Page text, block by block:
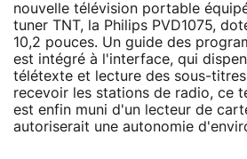
nouvelle télévision portable
tuner TNT, la Philips PVD1075,
10,2 pouces. Un guide des
est intégré à l'interface, qui
télétexte et lecture des sous-
recevoir les stations de radio, ce
est enfin muni d'un lecteur de
autoriserait une autonomie